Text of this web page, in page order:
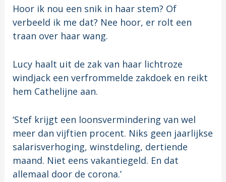
Hoor ik nou een snik in haar stem? Of
verbeeld ik me dat? Nee hoor, er rolt een
traan over haar wang.
Lucy haalt uit de zak van haar lichtroze
windjack een verfrommelde zakdoek en reikt
hem Cathelijne aan.
‘Stef krijgt een loonsvermindering van wel
meer dan vijftien procent. Niks geen jaarlijkse
salarisverhoging, winstdeling, dertiende
maand. Niet eens vakantiegeld. En dat
allemaal door de corona.’